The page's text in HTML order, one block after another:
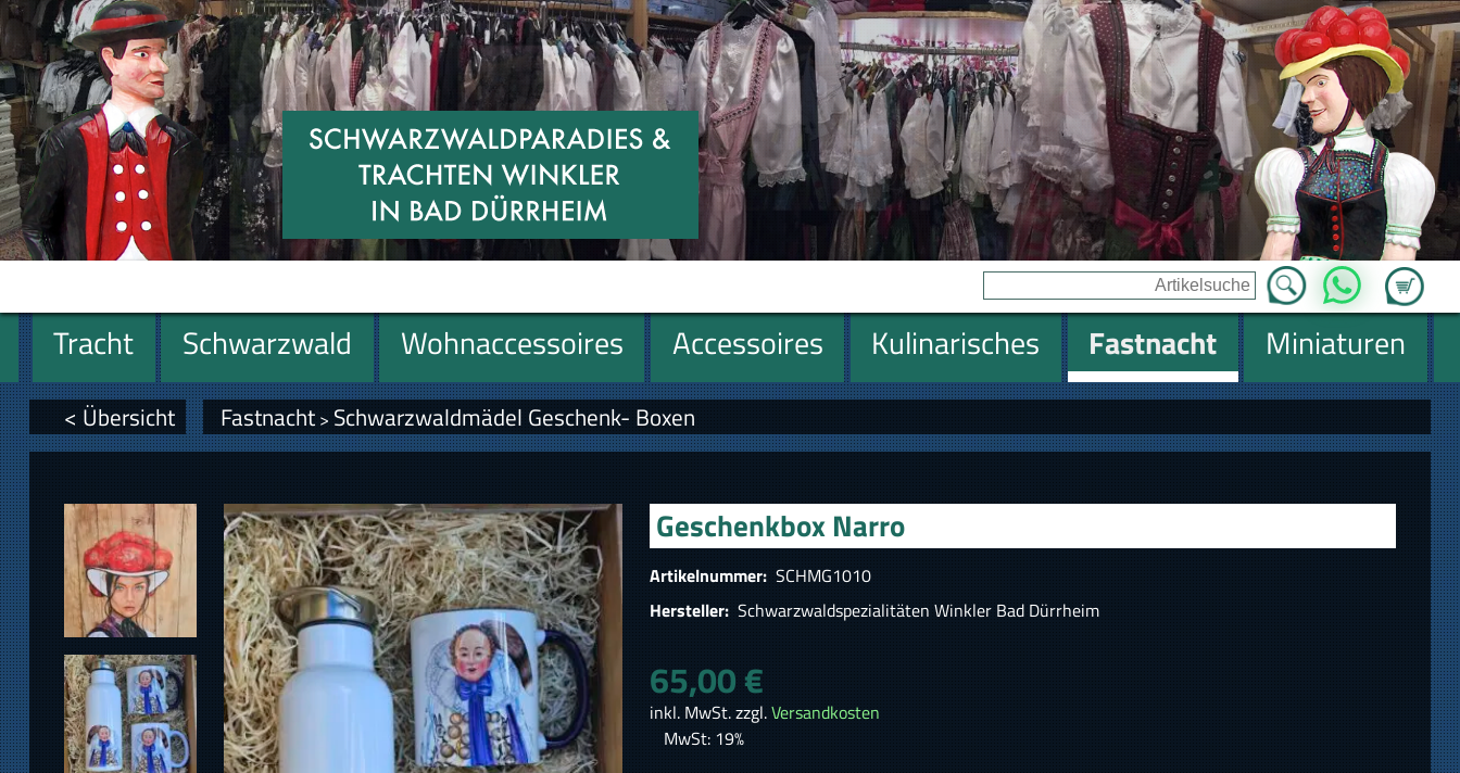
Zum
WhatsApp
Tracht Schwarzwald Wohnaccessoires Accessoires Kulinarisches Fastnacht
Miniaturen
Geschenke
< Übersicht Fastnacht> Schwarzwaldmädel Geschenk- Boxen
Geschenkbox Narro
Artikelnummer: SCHMG1010
Hersteller: Schwarzwaldspezialitäten Winkler Bad Dürrheim
65,00 €
inkl. MwSt. zzgl.Versandkosten
MwSt: 19%